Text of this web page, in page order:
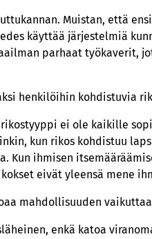
Muistan, että
käyttää järjestelmiä
parhaat työkaverit,
henkilöihin kohdistuvia
ei ole kaikille
kun rikos kohdistuu
Kun ihmisen
eivät yleensä mene
mahdollisuuden
enkä katoa